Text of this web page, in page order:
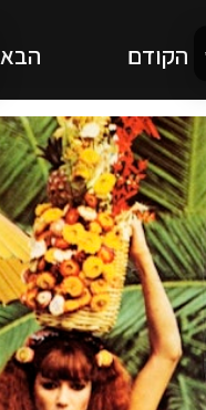
הקודם הבא